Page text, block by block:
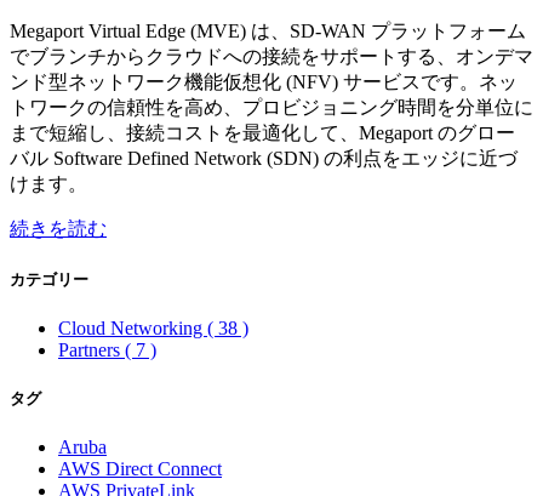
Megaport Virtual Edge (MVE) は、SD-WAN プラットフォーム
でブランチからクラウドへの接続をサポートする、オンデマ
ンド型ネットワーク機能仮想化 (NFV) サービスです。ネッ
トワークの信頼性を高め、プロビジョニング時間を分単位に
まで短縮し、接続コストを最適化して、Megaport のグロー
バル Software Defined Network (SDN) の利点をエッジに近づ
けます。
続きを読む
カテゴリー
Cloud Networking ( 38 )
Partners ( 7 )
タグ
Aruba
AWS Direct Connect
AWS PrivateLink